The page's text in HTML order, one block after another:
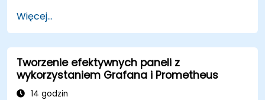
Skonfigurować Grafanę do wizualizacji
metryk usług chmurowych.
Wykorzystać natywne narzędzia i integracje
chmurowe do monitorowania skalowalności.
Więcej...
Tworzenie efektywnych paneli z
wykorzystaniem Grafana i Prometheus
14 godzin